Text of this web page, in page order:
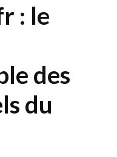
: le
des
du